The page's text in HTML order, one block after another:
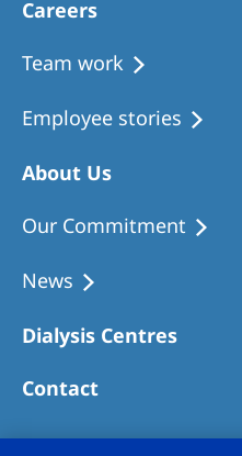
Careers
Team work
Employee stories
About Us
Our Commitment
News
Dialysis Centres
Contact